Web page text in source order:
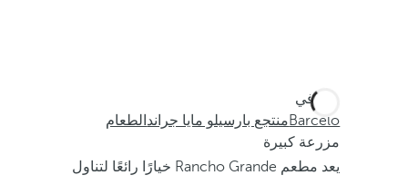
أنت في
Barcelóمنتجع بارسيلو مايا جراند الطعام
مزرعة كبيرة
يعد مطعم Rancho Grande خيارًا رائعًا لتناول